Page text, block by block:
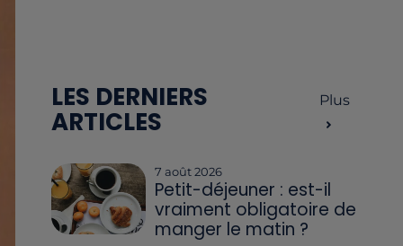
LES DERNIERS
ARTICLES
Plus
7 août 2026
Petit-déjeuner : est-il
vraiment obligatoire de
manger le matin ?